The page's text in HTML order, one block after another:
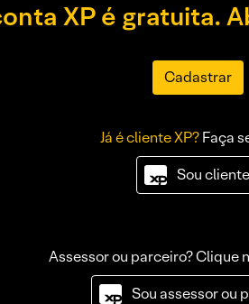
XP é gratuita.
Cadastrar
Já é cliente XP?Faça
Sou cliente
Assessor ou parceiro? Clique
Sou assessor ou